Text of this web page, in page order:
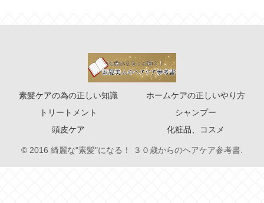
素髪ケアの為の正しい知識
ホームケアの正しいやり方
トリートメント
シャンプー
頭皮ケア
化粧品、コスメ
© 2016 綺麗な"素髪"になる！ ３０歳からのヘアケア参考書.